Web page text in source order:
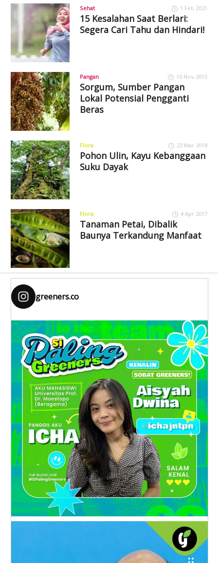
Sehat 1 Feb 2021
15 Kesalahan Saat Berlari:
Segera Cari Tahu dan Hindari!
Pangan 10 Nov 2015
Sorgum, Sumber Pangan
Lokal Potensial Pengganti
Beras
Flora 23 Mar 2018
Pohon Ulin, Kayu Kebanggaan
Suku Dayak
Flora 4 Apr 2017
Tanaman Petai, Dibalik
Baunya Terkandung Manfaat
greeners.co